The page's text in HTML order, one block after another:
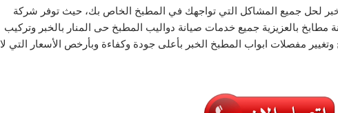
لحل جميع المشاكل التي تواجهك في المطبخ الخاص بك، حيث توفر شركة
مطابخ بالعزيزية جميع خدمات صيانة دواليب المطبخ حى المنار بالخبر وتركيب
وتغيير مفصلات ابواب المطبخ الخبر بأعلى جودة وكفاءة وبأرخص الأسعار التي لا